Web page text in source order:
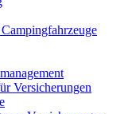
Versicherungen